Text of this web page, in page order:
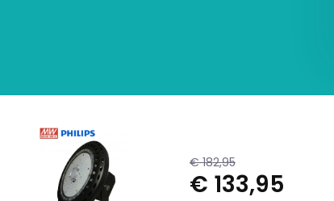
€ 182,95
€ 133,95